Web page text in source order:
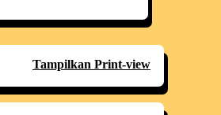
Tampilkan Print-view